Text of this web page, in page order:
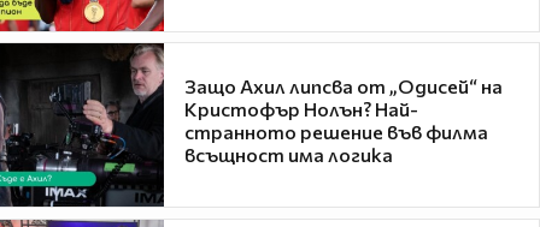
Защо Ахил липсва от „Одисей“ на
Кристофър Нолън? Най-
странното решение във филма
всъщност има логика